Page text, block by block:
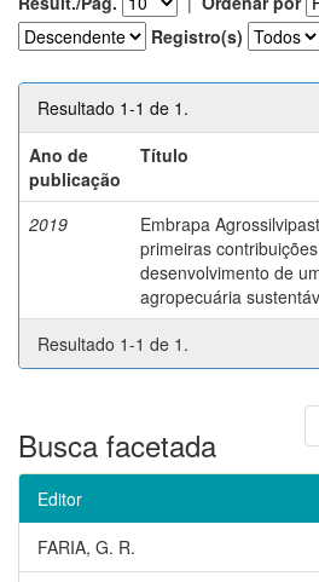
Registro(s)
Resultado 1-1 de 1.
Ano de
publicação
Título
2019
Embrapa
primeiras
desenvolvimento de
agropecuária
Resultado 1-1 de 1.
Busca facetada
Editor
FARIA, G. R.